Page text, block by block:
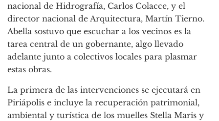
nacional de Hidrografía, Carlos Colacce, y el
director nacional de Arquitectura, Martín Tierno.
Abella sostuvo que escuchar a los vecinos es la
tarea central de un gobernante, algo llevado
adelante junto a colectivos locales para plasmar
estas obras.
La primera de las intervenciones se ejecutará en
Piriápolis e incluye la recuperación patrimonial,
ambiental y turística de los muelles Stella Maris y